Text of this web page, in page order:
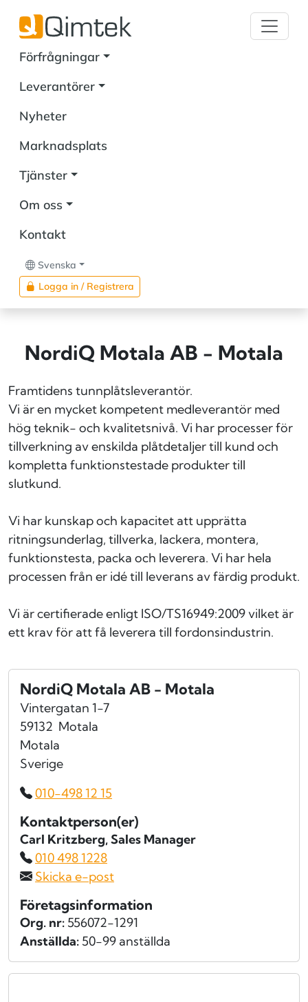
Förfrågningar
Leverantörer
Nyheter
Marknadsplats
Tjänster
Om oss
Kontakt
Svenska
Logga in / Registrera
NordiQ Motala AB - Motala
Framtidens tunnplåtsleverantör.
Vi är en mycket kompetent medleverantör med
hög teknik- och kvalitetsnivå. Vi har processer för
tillverkning av enskilda plåtdetaljer till kund och
kompletta funktionstestade produkter till
slutkund.
Vi har kunskap och kapacitet att upprätta
ritningsunderlag, tillverka, lackera, montera,
funktionstesta, packa och leverera. Vi har hela
processen från er idé till leverans av färdig produkt.
Vi är certifierade enligt ISO/TS16949:2009 vilket är
ett krav för att få leverera till fordonsindustrin.
NordiQ Motala AB - Motala
Vintergatan 1-7
59132 Motala
Motala
Sverige
010-498 12 15
Kontaktperson(er)
Carl Kritzberg, Sales Manager
010 498 1228
Skicka e-post
Företagsinformation
Org. nr: 556072-1291
Anställda: 50-99 anställda